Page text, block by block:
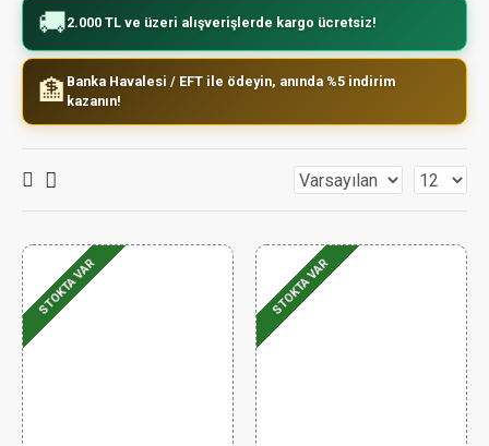
🚚2.000 TL ve üzeri alışverişlerde kargo ücretsiz!
🏦 Banka Havalesi / EFT ile ödeyin, anında %5 indirim
kazanın!
STOKTA VAR STOKTA VAR